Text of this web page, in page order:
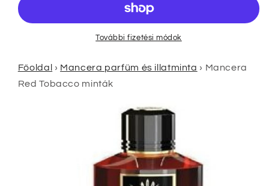
További fizetési módok
Főoldal › Mancera parfüm és illatminta › Mancera
Red Tobacco minták